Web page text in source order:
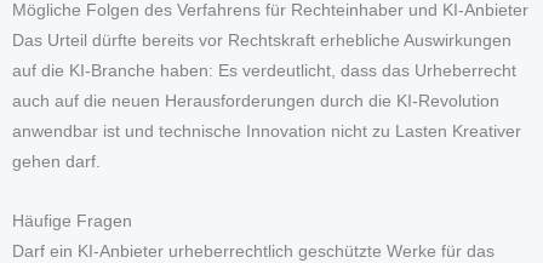
Mögliche Folgen des Verfahrens für Rechteinhaber und KI-Anbieter
Das Urteil dürfte bereits vor Rechtskraft erhebliche Auswirkungen
auf die KI-Branche haben: Es verdeutlicht, dass das Urheberrecht
auch auf die neuen Herausforderungen durch die KI-Revolution
anwendbar ist und technische Innovation nicht zu Lasten Kreativer
gehen darf.
Häufige Fragen
Darf ein KI-Anbieter urheberrechtlich geschützte Werke für das